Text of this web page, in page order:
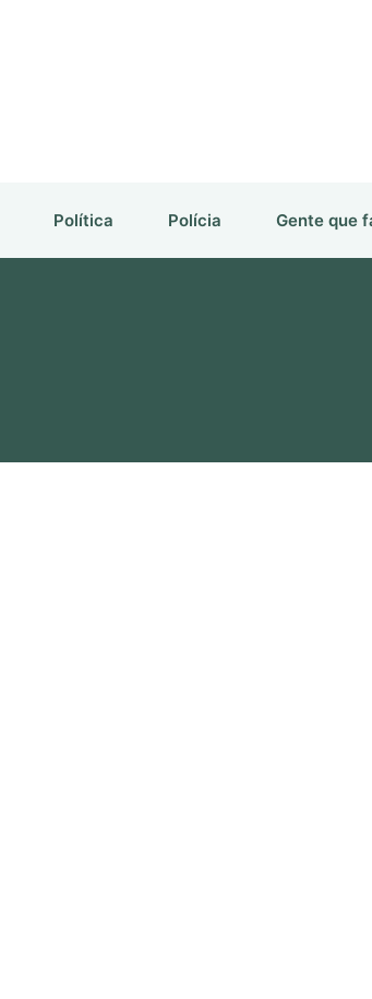
Política Polícia Gente que